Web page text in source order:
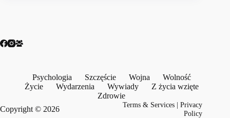
Psychologia Szczęście Wojna
Wolność
Życie
Wydarzenia Wywiady
Z życia wzięte
Zdrowie
Copyright © 2026
Terms & Services |Privacy
Policy